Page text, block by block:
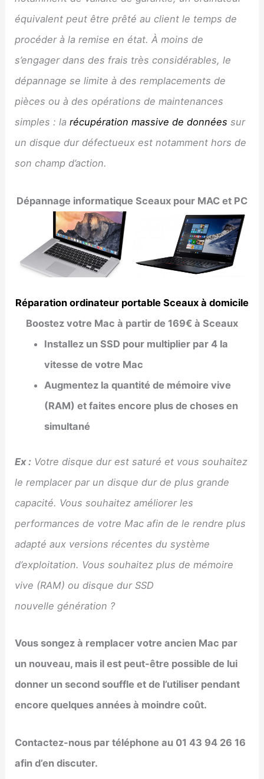
équivalent peut être prêté au client le temps de
procéder à la remise en état. À moins de
s’engager dans des frais très considérables, le
dépannage se limite à des remplacements de
pièces ou à des opérations de maintenances
simples : larécupération massive de données sur
un disque dur défectueux est notamment hors de
son champ d’action.
Dépannage informatique Sceaux pour MAC et PC
Réparation ordinateur portable Sceaux à domicile
Boostez votre Mac à partir de 169€ à Sceaux
Installez un SSD pour multiplier par 4 la
vitesse de votre Mac
Augmentez la quantité de mémoire vive
(RAM) et faites encore plus de choses en
simultané
Ex : Votre disque dur est saturé et vous souhaitez
le remplacer par un disque dur de plus grande
capacité. Vous souhaitez améliorer les
performances de votre Mac afin de le rendre plus
adapté aux versions récentes du système
d’exploitation. Vous souhaitez plus de mémoire
vive (RAM) ou disque dur SSD
nouvelle génération ?
Vous songez à remplacer votre ancien Mac par
un nouveau, mais il est peut-être possible de lui
donner un second souffle et de l’utiliser pendant
encore quelques années à moindre coût.
Contactez-nous par téléphone au 01 43 94 26 16
afin d’en discuter.